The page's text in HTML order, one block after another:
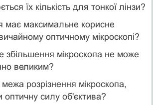
їх кількість для тонкої лінзи?
має максимальне корисне
оптичному мікроскопі?
збільшення мікроскопа не може
великим?
розрізнення мікроскопа,
оптичну силу об'єктива?